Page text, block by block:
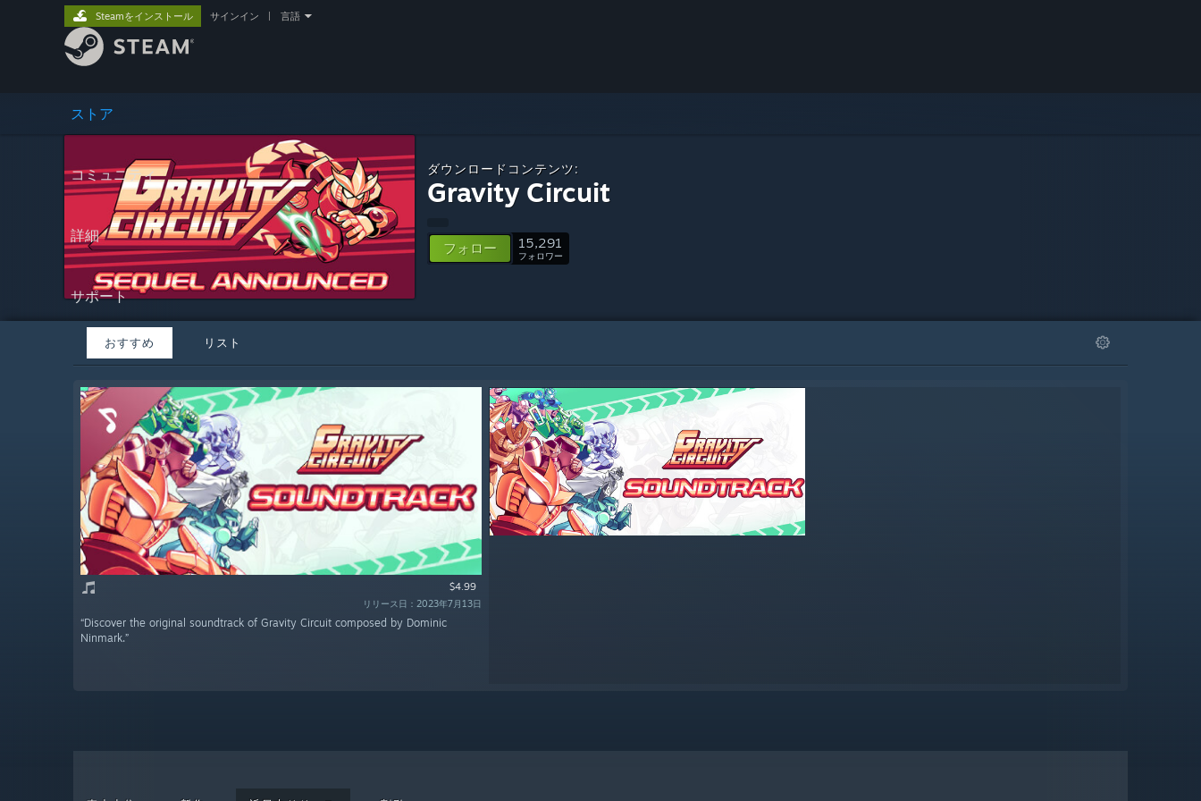
ストア
コミュニティ
詳細
サポート
Steamをインストール サインイン 言語
ダウンロードコンテンツ:
Gravity Circuit
フォロー 15,291
フォロワー
おすすめ リスト
$4.99
リリース日：2023年7月13日
“Discover the original soundtrack of Gravity Circuit composed by Dominic
Ninmark.”